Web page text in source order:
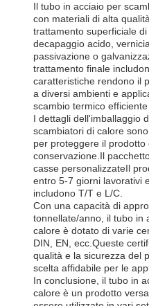
Il tubo in acciaio per
con materiali di alta
trattamento superficiale
decapaggio acido,
passivazione o
trattamento finale
caratteristiche rendono il
a diversi ambienti e
scambio termico efficiente
I dettagli dell'imballaggio
scambiatori di calore
per proteggere il
conservazione.Il
casse personalizzateIl
entro 5-7 giorni lavorativi
includono T/T e L/C.
Con una capacità di
tonnellate/anno, il tubo in
calore è dotato di varie
DIN, EN, ecc.Queste
qualità e la sicurezza del
scelta affidabile per le
In conclusione, il tubo in
calore è un prodotto